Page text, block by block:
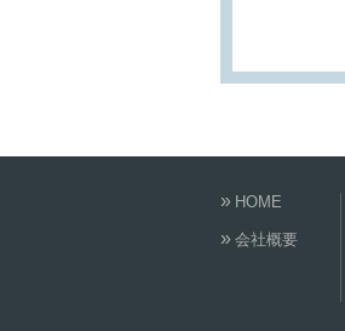
HOME
会社概要